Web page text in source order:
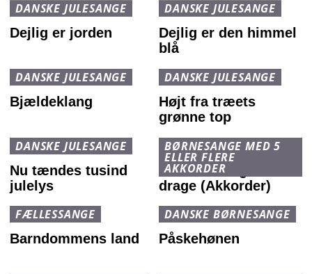
DANSKE JULESANGE
Dejlig er jorden
DANSKE JULESANGE
Dejlig er den himmel
blå
DANSKE JULESANGE
Bjældeklang
DANSKE JULESANGE
Højt fra træets
grønne top
DANSKE JULESANGE
Nu tændes tusind
julelys
BØRNESANGE MED 5
ELLER FLERE
AKKORDER
Puff den magiske
drage (Akkorder)
FÆLLESSANGE
Barndommens land
DANSKE BØRNESANGE
Påskehønen